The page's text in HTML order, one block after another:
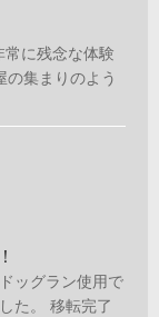
に残念な体験
の集まりのよう
ッグラン使用で
た。 移転完了